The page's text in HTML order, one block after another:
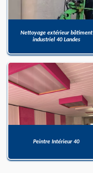
Nettoyage extérieur bâtiment
industriel 40 Landes
Peintre Intérieur 40